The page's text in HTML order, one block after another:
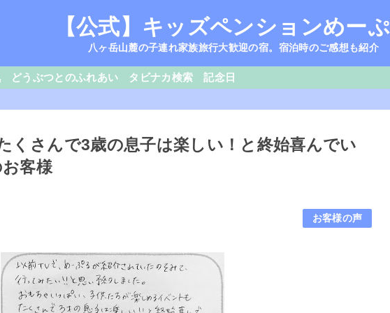
【公式】キッズペンションめー
八ヶ岳山麓の子連れ家族旅行大歓迎の宿。宿泊時のご感想も紹介
どうぶつとのふれあい タビナカ検索 記念日
くさんで3歳の息子は楽しい！と終始喜んでい
客様
お客様の声